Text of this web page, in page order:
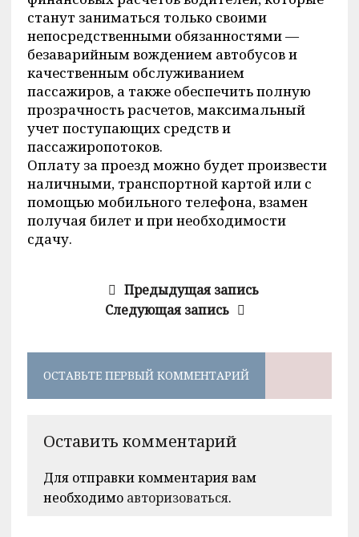
станут заниматься только своими
непосредственными обязанностями —
безаварийным вождением автобусов и
качественным обслуживанием
пассажиров, а также обеспечить полную
прозрачность расчетов, максимальный
учет поступающих средств и
пассажиропотоков.
Оплату за проезд можно будет произвести
наличными, транспортной картой или с
помощью мобильного телефона, взамен
получая билет и при необходимости
сдачу.
Предыдущая запись
Следующая запись
ОСТАВЬТЕ ПЕРВЫЙ КОММЕНТАРИЙ
Оставить комментарий
Для отправки комментария вам
необходимо авторизоваться.